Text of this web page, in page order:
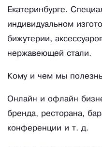
Екатеринбурге.
индивидуальном
бижутерии,
нержавеющей стали.
Кому и чем мы
Онлайн и офлайн
бренда, ресторана,
конференции и т. д.